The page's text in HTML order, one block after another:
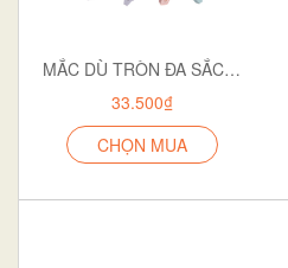
MẮC DÙ TRÒN ĐA SẮC 18 KẸP 2798
33.500₫
CHỌN MUA